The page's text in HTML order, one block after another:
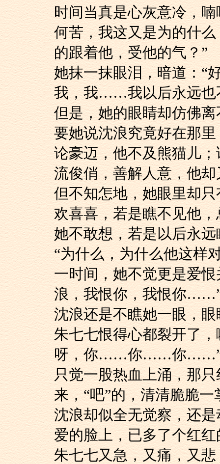
时间当真是心灰意冷，
何苦，我这又是为的什
的跟着他，受他的气？”
她抹一抹眼泪，暗道
我，我……我以后永远也
但是，她的眼睛却仿佛
要她说沈浪究竟好在那
论豪迈，他不及熊猫
流俊俏，善解人意，他
但不知怎地，她眼里
欢喜喜，若是瞧不见他
她不敢想，若是以后
“为什么，为什么他这
一时间，她不觉更是
浪，我恨你，我恨你
沈浪还是不瞧她一眼
朱七七恨得心都裂开
呀，你……你……你
只觉一股热血上涌，
来，“吧”的，清清脆脆
沈浪却似全无觉察，
爱的脸上，已多了个红
朱七七又急，又痛，